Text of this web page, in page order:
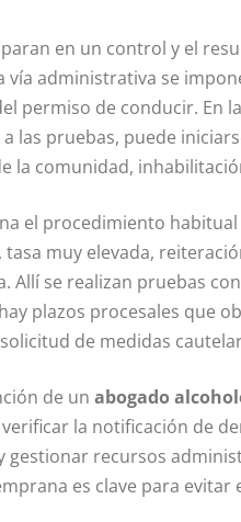
en un control y el
vía administrativa se
permiso de conducir. En
las pruebas, puede
la comunidad,
el procedimiento
tasa muy elevada,
Allí se realizan pruebas
plazos procesales que
de medidas
de un abogado
la notificación de
gestionar recursos
es clave para